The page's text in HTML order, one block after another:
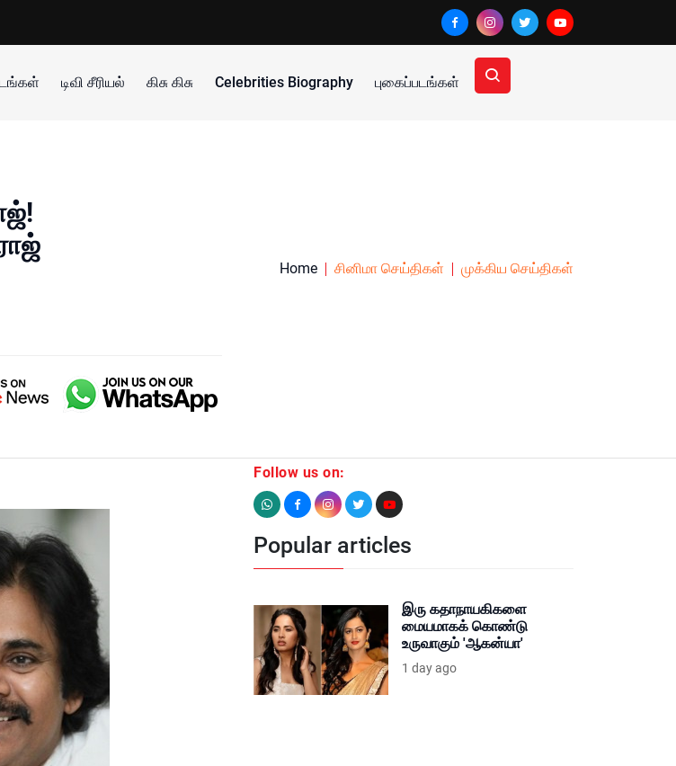
டிவி சீரியல் கிசு கிசு Celebrities Biography புகைப்படங்கள்
Home சினிமா செய்திகள் முக்கிய செய்திகள்
Follow us on:
Popular articles
இரு கதாநாயகிகளை
மையமாகக் கொண்டு
உருவாகும் 'ஆகன்யா'
1 day ago